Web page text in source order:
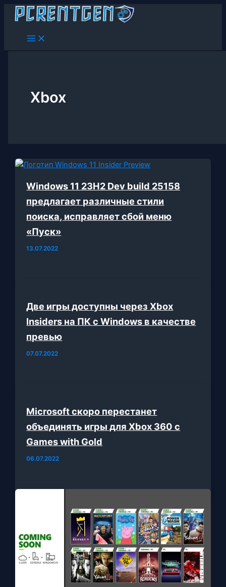
Перейти
содержимому
Xbox
Windows 11 23H2 Dev build 25158
предлагает различные стили
поиска, исправляет сбой меню
«Пуск»
13.07.2022
Две игры доступны через Xbox
Insiders на ПК с Windows в качестве
превью
07.07.2022
Microsoft скоро перестанет
объединять игры для Xbox 360 с
Games with Gold
06.07.2022